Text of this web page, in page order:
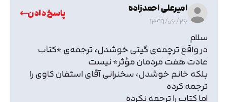
امیرعلی احمدزاده
1399/06/26
پاسخ دادن
سلام
در واقع ترچمه‌ی گیتی خوشدل، ترجمه‌ی *کتاب
عادت هفت مردمان مؤثر* نیست
بلکه خانم خوشدل، سخنرانی آقای استفان کاوی را
ترجمه کرده
اما کتاب را ترچمه نکرده